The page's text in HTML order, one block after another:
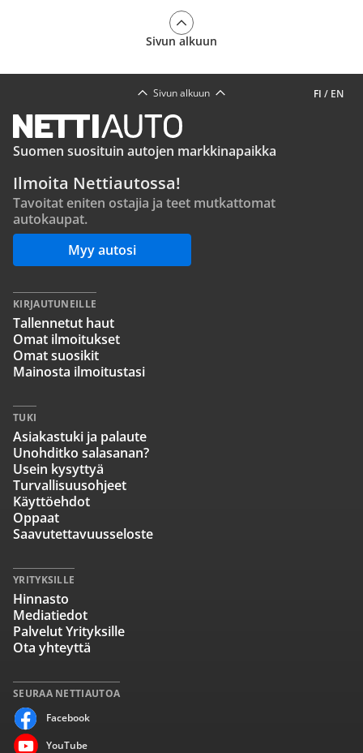
Sivun alkuun
FI / EN
Sivun alkuun
Suomen suosituin autojen markkinapaikka
Ilmoita Nettiautossa!
Tavoitat eniten ostajia ja teet mutkattomat
autokaupat.
Myy autosi
SEURAA NETTIAUTOA
Facebook
YouTube
KIRJAUTUNEILLE
Tallennetut haut
Omat ilmoitukset
Omat suosikit
Mainosta ilmoitustasi
TUKI
Asiakastuki ja palaute
Unohditko salasanan?
Usein kysyttyä
Turvallisuusohjeet
Käyttöehdot
Oppaat
Saavutettavuusseloste
YRITYKSILLE
Hinnasto
Mediatiedot
Palvelut Yrityksille
Ota yhteyttä